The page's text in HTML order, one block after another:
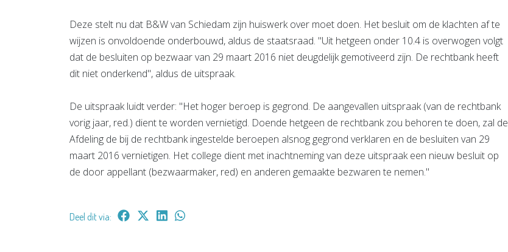
Deze stelt nu dat B&W van Schiedam zijn huiswerk over moet doen. Het besluit om de klachten af te
wijzen is onvoldoende onderbouwd, aldus de staatsraad. "Uit hetgeen onder 10.4 is overwogen volgt
dat de besluiten op bezwaar van 29 maart 2016 niet deugdelijk gemotiveerd zijn. De rechtbank heeft
dit niet onderkend", aldus de uitspraak.
De uitspraak luidt verder: "Het hoger beroep is gegrond. De aangevallen uitspraak (van de rechtbank
vorig jaar, red.) dient te worden vernietigd. Doende hetgeen de rechtbank zou behoren te doen, zal de
Afdeling de bij de rechtbank ingestelde beroepen alsnog gegrond verklaren en de besluiten van 29
maart 2016 vernietigen. Het college dient met inachtneming van deze uitspraak een nieuw besluit op
de door appellant (bezwaarmaker, red) en anderen gemaakte bezwaren te nemen."
Deel dit via: